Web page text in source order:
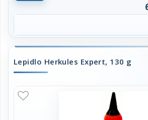
Lepidlo Herkules Expert, 130 g